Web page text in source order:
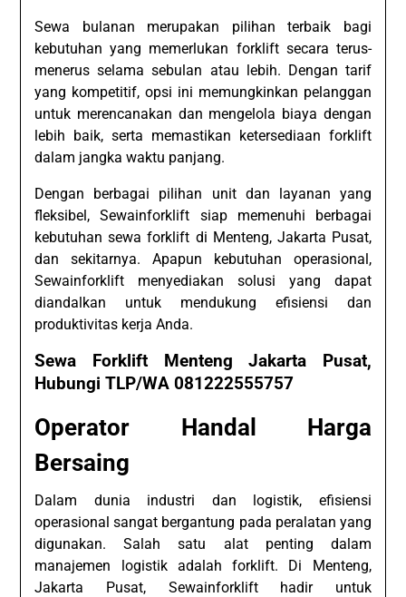
Sewa bulanan merupakan pilihan terbaik bagi
kebutuhan yang memerlukan forklift secara terus-
menerus selama sebulan atau lebih. Dengan tarif
yang kompetitif, opsi ini memungkinkan pelanggan
untuk merencanakan dan mengelola biaya dengan
lebih baik, serta memastikan ketersediaan forklift
dalam jangka waktu panjang.
Dengan berbagai pilihan unit dan layanan yang
fleksibel, Sewainforklift siap memenuhi berbagai
kebutuhan sewa forklift di Menteng, Jakarta Pusat,
dan sekitarnya. Apapun kebutuhan operasional,
Sewainforklift menyediakan solusi yang dapat
diandalkan untuk mendukung efisiensi dan
produktivitas kerja Anda.
Sewa Forklift Menteng Jakarta Pusat,
Hubungi TLP/WA 081222555757
Operator Handal Harga
Bersaing
Dalam dunia industri dan logistik, efisiensi
operasional sangat bergantung pada peralatan yang
digunakan. Salah satu alat penting dalam
manajemen logistik adalah forklift. Di Menteng,
Jakarta Pusat, Sewainforklift hadir untuk